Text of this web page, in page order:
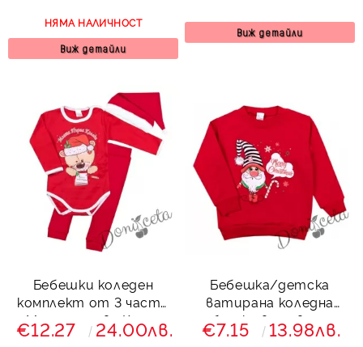
НЯМА НАЛИЧНОСТ
Виж детайли
Виж детайли
Бебешки коледен
комплект от 3 части
с Моята първа Коледа
€12.27 24.00лв.
Бебешка/детска
ватирана коледна
блузка в червено
Джуджето
€7.15 13.98лв.